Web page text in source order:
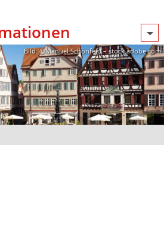
Bild: @Manuel Schönfeld – stock.adobe.com